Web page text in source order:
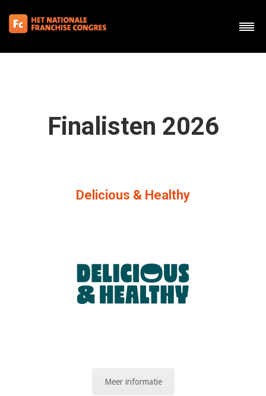
Finalisten 2026
Delicious & Healthy
Meer informatie